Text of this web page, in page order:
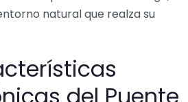
natural que realza su